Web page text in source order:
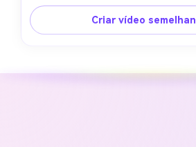
Criar vídeo